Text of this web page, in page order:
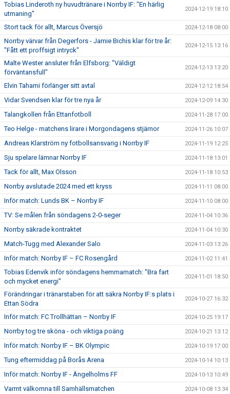
Tobias Linderoth ny huvudtränare i Norrby IF: "En härlig
utmaning"
2024-12-19 18:10
Stort tack för allt, Marcus Översjö 2024-12-18 08:00
Norrby värvar från Degerfors - Jamie Bichis klar för tre år:
"Fått ett proffsigt intryck"
2024-12-15 13:16
Malte Wester ansluter från Elfsborg: "Väldigt
förväntansfull"
2024-12-13 13:20
Elvin Tahami förlänger sitt avtal 2024-12-12 18:54
Vidar Svendsen klar för tre nya år 2024-12-09 14:30
Talangkollen från Ettanfotboll 2024-11-28 17:00
Teo Helge - matchens lirare i Morgondagens stjärnor 2024-11-26 10:07
Andreas Klarström ny fotbollsansvarig i Norrby IF 2024-11-19 12:25
Sju spelare lämnar Norrby IF 2024-11-18 13:01
Tack för allt, Max Olsson 2024-11-18 10:53
Norrby avslutade 2024 med ett kryss 2024-11-11 08:00
Inför match: Lunds BK – Norrby IF 2024-11-10 08:00
TV: Se målen från söndagens 2-0-seger 2024-11-04 10:36
Norrby säkrade kontraktet 2024-11-04 10:30
Match-Tugg med Alexander Salo 2024-11-03 13:26
Inför match: Norrby IF – FC Rosengård 2024-11-02 11:41
Tobias Edenvik inför söndagens hemmamatch: "Bra fart
och mycket energi"
2024-11-01 18:50
Förändringar i tränarstaben för att säkra Norrby IF:s plats i
Ettan Södra
2024-10-27 16:32
Inför match: FC Trollhättan – Norrby IF 2024-10-25 19:17
Norrby tog tre sköna - och viktiga poäng 2024-10-21 13:12
Inför match: Norrby IF – BK Olympic 2024-10-19 17:00
Tung eftermiddag på Borås Arena 2024-10-14 10:13
Inför match: Norrby IF - Ängelholms FF 2024-10-13 10:49
Varmt välkomna till Samhällsmatchen 2024-10-08 13:34